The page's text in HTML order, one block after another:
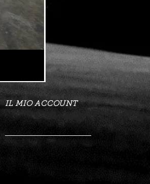
IL MIO ACCOUNT